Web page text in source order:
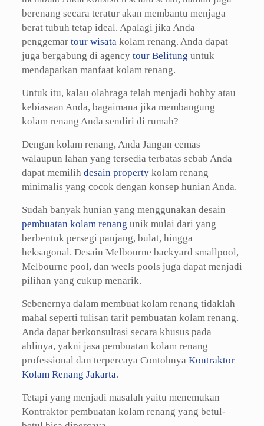
berenang secara teratur akan membantu menjaga
berat tubuh tetap ideal. Apalagi jika Anda
penggemar tour wisata kolam renang. Anda dapat
juga bergabung di agency tour Belitung untuk
mendapatkan manfaat kolam renang.
Untuk itu, kalau olahraga telah menjadi hobby atau
kebiasaan Anda, bagaimana jika membangung
kolam renang Anda sendiri di rumah?
Dengan kolam renang, Anda Jangan cemas
walaupun lahan yang tersedia terbatas sebab Anda
dapat memilih desain propertykolam renang
minimalis yang cocok dengan konsep hunian Anda.
Sudah banyak hunian yang menggunakan desain
pembuatan kolam renang unik mulai dari yang
berbentuk persegi panjang, bulat, hingga
heksagonal. Desain Melbourne backyard smallpool,
Melbourne pool, dan weels pools juga dapat menjadi
pilihan yang cukup menarik.
Sebenernya dalam membuat kolam renang tidaklah
mahal seperti tulisan tarif pembuatan kolam renang.
Anda dapat berkonsultasi secara khusus pada
ahlinya, yakni jasa pembuatan kolam renang
professional dan terpercaya Contohnya Kontraktor
Kolam Renang Jakarta.
Tetapi yang menjadi masalah yaitu menemukan
Kontraktor pembuatan kolam renang yang betul-